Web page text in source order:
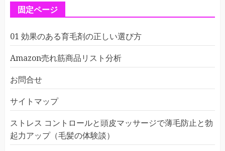
固定ページ
01 効果のある育毛剤の正しい選び方
Amazon売れ筋商品リスト分析
お問合せ
サイトマップ
ストレス コントロールと頭皮マッサージで薄毛防止と勃
起力アップ（毛髪の体験談）